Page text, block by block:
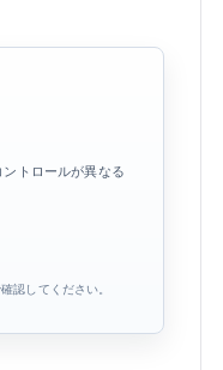
トロールが異なる
認してください。